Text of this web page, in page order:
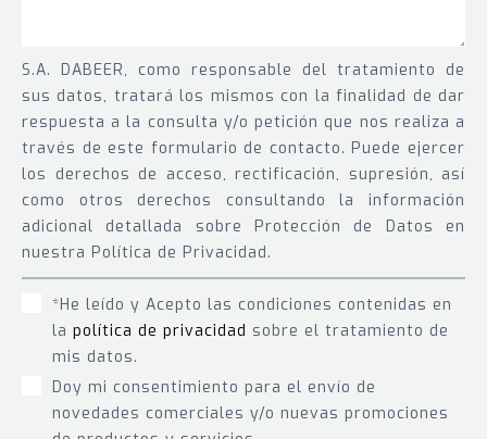
S.A. DABEER, como responsable del tratamiento de
sus datos, tratará los mismos con la finalidad de dar
respuesta a la consulta y/o petición que nos realiza a
través de este formulario de contacto. Puede ejercer
los derechos de acceso, rectificación, supresión, así
como otros derechos consultando la información
adicional detallada sobre Protección de Datos en
nuestra Política de Privacidad.
*He leído y Acepto las condiciones contenidas en
la política de privacidad sobre el tratamiento de
mis datos.
Doy mi consentimiento para el envío de
novedades comerciales y/o nuevas promociones